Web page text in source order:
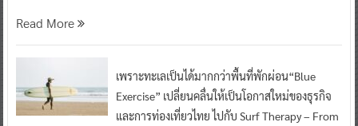
Read More
เพราะทะเลเป็นได้มากกว่าพื้นที่พักผ่อน“Blue
Exercise” เปลี่ยนคลื่นให้เป็นโอกาสใหม่ของธุรกิจ
และการท่องเที่ยวไทย ไปกับ Surf Therapy – From